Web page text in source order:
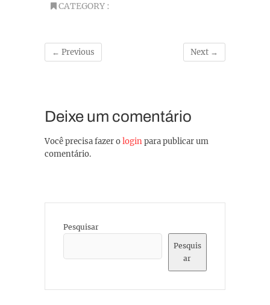
CATEGORY :
← Previous Next →
Deixe um comentário
Você precisa fazer ologinpara publicar um
comentário.
Pesquisar
Pesquis
ar